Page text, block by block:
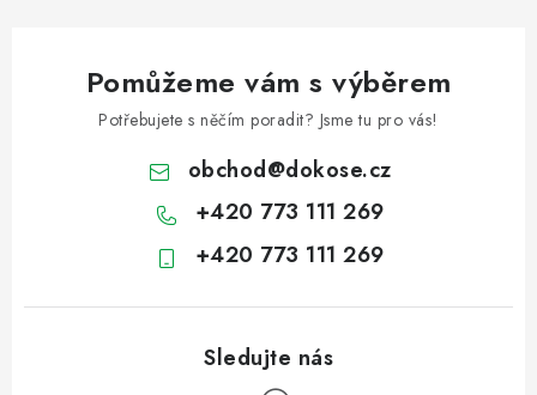
Pomůžeme vám s výběrem
Potřebujete s něčím poradit? Jsme tu pro vás!
obchod@dokose.cz
+420 773 111 269
+420 773 111 269